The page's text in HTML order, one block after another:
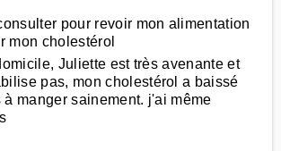
pour revoir mon alimentation
mon cholestérol
Juliette est très avenante et
pas, mon cholestérol a baissé
manger sainement. j'ai même